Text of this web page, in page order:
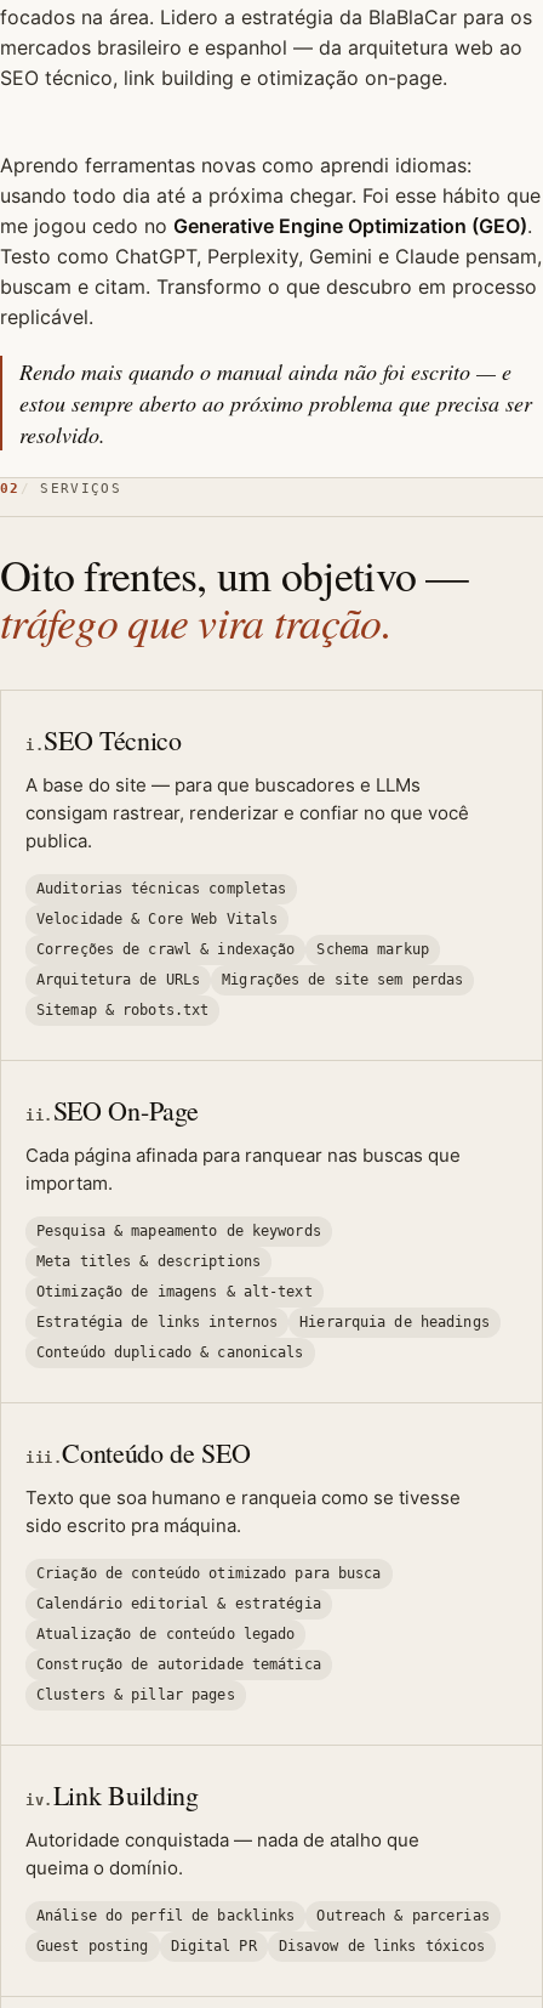
focados na área. Lidero a estratégia da BlaBlaCar para os
mercados brasileiro e espanhol — da arquitetura web ao
SEO técnico, link building e otimização on-page.
Aprendo ferramentas novas como aprendi idiomas:
usando todo dia até a próxima chegar. Foi esse hábito que
me jogou cedo no Generative Engine Optimization (GEO).
Testo como ChatGPT, Perplexity, Gemini e Claude pensam,
buscam e citam. Transformo o que descubro em processo
replicável.
Rendo mais quando o manual ainda não foi escrito — e
estou sempre aberto ao próximo problema que precisa ser
resolvido.
02 SERVIÇOS
Oito frentes, um objetivo —
tráfego que vira tração.
i. SEO Técnico
A base do site — para que buscadores e LLMs
consigam rastrear, renderizar e confiar no que você
publica.
Auditorias técnicas completas
Velocidade & Core Web Vitals
Correções de crawl & indexação
Schema markup
Arquitetura de URLs
Migrações de site sem perdas
Sitemap & robots.txt
ii. SEO On-Page
Cada página afinada para ranquear nas buscas que
importam.
Pesquisa & mapeamento de keywords
Meta titles & descriptions
Otimização de imagens & alt-text
Estratégia de links internos
Hierarquia de headings
Conteúdo duplicado & canonicals
iii.Conteúdo de SEO
Texto que soa humano e ranqueia como se tivesse
sido escrito pra máquina.
Criação de conteúdo otimizado para busca
Calendário editorial & estratégia
Atualização de conteúdo legado
Construção de autoridade temática
Clusters & pillar pages
iv. Link Building
Autoridade conquistada — nada de atalho que
queima o domínio.
Análise do perfil de backlinks
Outreach & parcerias
Guest posting
Digital PR Disavow de links tóxicos